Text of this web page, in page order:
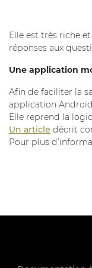
Elle est très riche
réponses aux
Une application
Afin de faciliter la
application
Elle reprend la
Un article décrit
Pour plus